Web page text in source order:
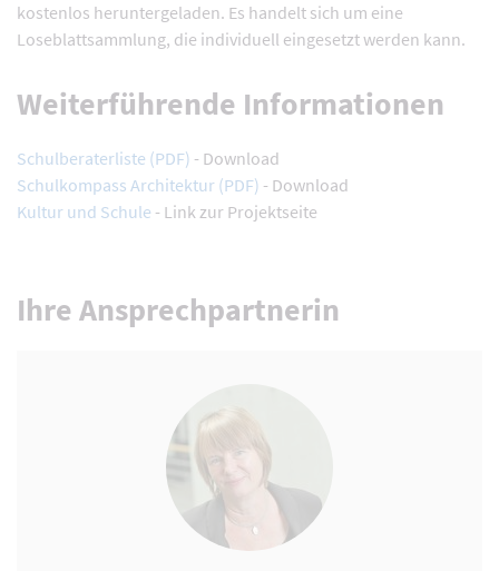
kostenlos heruntergeladen. Es handelt sich um eine
Loseblattsammlung, die individuell eingesetzt werden kann.
Weiterführende Informationen
Schulberaterliste (PDF) - Download
Schulkompass Architektur (PDF) - Download
Kultur und Schule - Link zur Projektseite
Ihre Ansprechpartnerin